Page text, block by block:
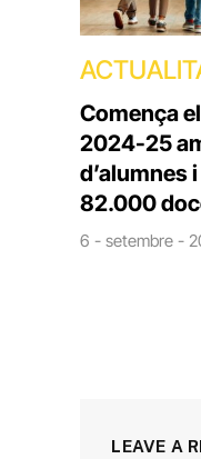
Comença
2024-25
d’alumnes
82.000
6 - setembre -
LEAVE A